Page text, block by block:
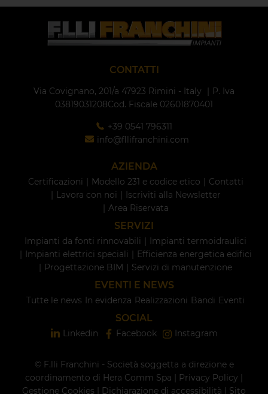
CONTATTI
Via Covignano, 201/a 47923 Rimini - Italy
P. Iva
03819031208Cod. Fiscale 02601870401
+39 0541 796311
info@fllifranchini.com
AZIENDA
Certificazioni Modello 231 e codice etico
Contatti
Lavora con noi
Iscriviti alla Newsletter
Area Riservata
SERVIZI
Impianti da fonti rinnovabili
Impianti termoidraulici
Impianti elettrici speciali
Efficienza energetica edifici
Progettazione BIM
Servizi di manutenzione
EVENTI E NEWS
Tutte le news In evidenza Realizzazioni Bandi Eventi
SOCIAL
Linkedin Facebook Instagram
© F.lli Franchini - Società soggetta a direzione e
coordinamento di Hera Comm Spa | Privacy Policy |
Gestione Cookies | Dichiarazione di accessibilità | Sito